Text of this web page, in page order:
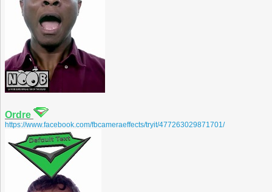
Ordre
https://www.facebook.com/fbcameraeffects/tryit/477263029871701/